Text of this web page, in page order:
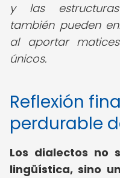
y las
también pueden
al aportar
únicos.
Reflexión
perdurable
Los dialectos no
lingüística, sino